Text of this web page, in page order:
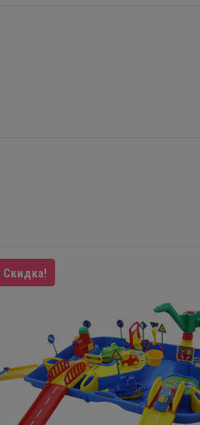
Скидка!